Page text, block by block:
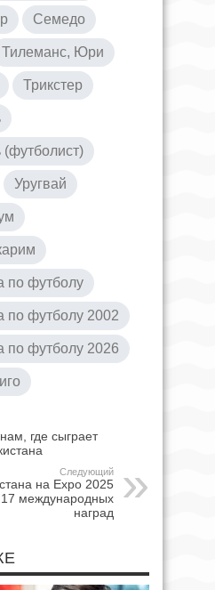
Семедо
Тилеманс, Юри
Трикстер
(футболист)
Уругвай
по футболу
по футболу 2002
по футболу 2026
где сыграет
Следующий
на Expo 2025
международных
наград